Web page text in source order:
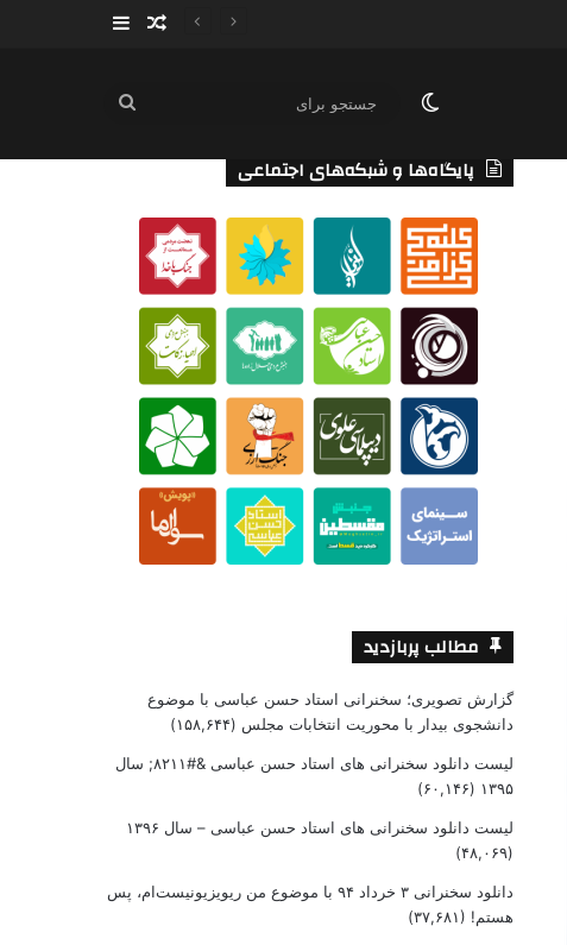
نوشته تصادفی
سایدبار
تغییر پوسته
جستجو
پایگاه‌ها و شبکه‌های اجتماعی
مطالب پربازدید
گزارش تصویری؛ سخنرانی استاد حسن عباسی با موضوع
دانشجوی بیدار با محوریت انتخابات مجلس (۱۵۸,۶۴۴)
لیست دانلود سخنرانی های استاد حسن عباسی &#۸۲۱۱; سال
۱۳۹۵ (۶۰,۱۴۶)
لیست دانلود سخنرانی های استاد حسن عباسی – سال ۱۳۹۶
(۴۸,۰۶۹)
دانلود سخنرانی ۳ خرداد ۹۴ با موضوع من ریویزیونیست‌ام، پس
هستم! (۳۷,۶۸۱)